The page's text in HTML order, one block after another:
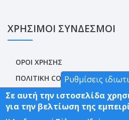
ΧΡΗΣΙΜΟΙ ΣΥΝΔΕΣΜΟΙ
ΟΡΟΙ ΧΡΗΣΗΣ
ΠΟΛΙΤΙΚΗ COOKIES
ΠΡΟΣΤΑΣΙΑ ΠΡΟΣΩΠΙΚΩΝ
ΔΗΛΩΣΗ ΠΡΟΣΒΑΣΙΜΟΤΗΤΑΣ
Ρυθμίσεις
Σε αυτή την ιστοσελίδα
για την βελτίωση της